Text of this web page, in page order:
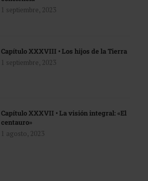
1 septiembre, 2023
Capítulo XXXVIII • Los hijos de la Tierra
1 septiembre, 2023
Capítulo XXXVII • La visión integral: «El
centauro»
1 agosto, 2023